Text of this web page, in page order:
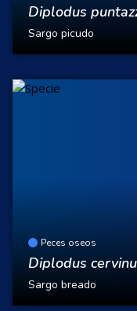
Diplodus
Sargo picudo
Peces oseos
Diplodus
Sargo breado